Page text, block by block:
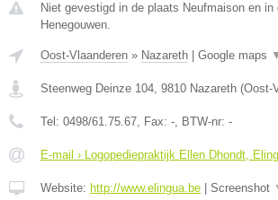
Niet gevestigd in de plaats Neufmaison en in
Henegouwen.
Oost-Vlaanderen » Nazareth Google maps
Steenweg Deinze 104, 9810 Nazareth (Oost-
Tel: 0498/61.75.67, Fax: -, BTW-nr: -
E-mail › Logopediepraktijk Ellen Dhondt,
Website: http://www.elingua.be Screenshot